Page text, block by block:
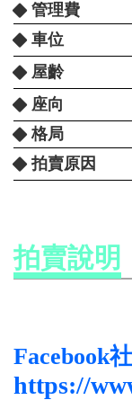
管理費
車位
屋齡
座向
格局
拍賣原因
拍賣說明
Facebook
https://